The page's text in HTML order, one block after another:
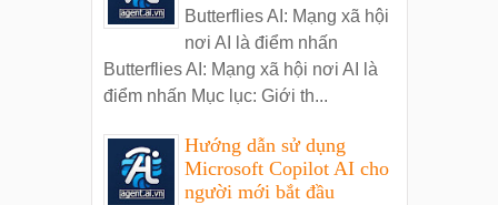
Butterflies AI: Mạng xã hội
nơi AI là điểm nhấn
Butterflies AI: Mạng xã hội nơi AI là
điểm nhấn Mục lục: Giới th...
Hướng dẫn sử dụng
Microsoft Copilot AI cho
người mới bắt đầu